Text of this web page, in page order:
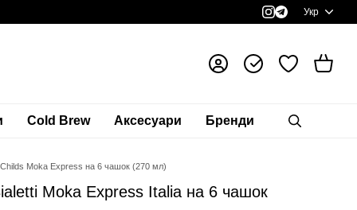
Укр
Cold Brew Аксесуари Бренди
Moka Express на 6 чашок (270 мл)
Moka Express Italia на 6 чашок